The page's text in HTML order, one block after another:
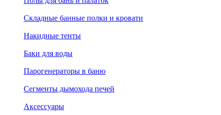
Складные банные полки и кровати
Накидные тенты
Баки для воды
Парогенераторы в баню
Сегменты дымохода печей
Аксессуары